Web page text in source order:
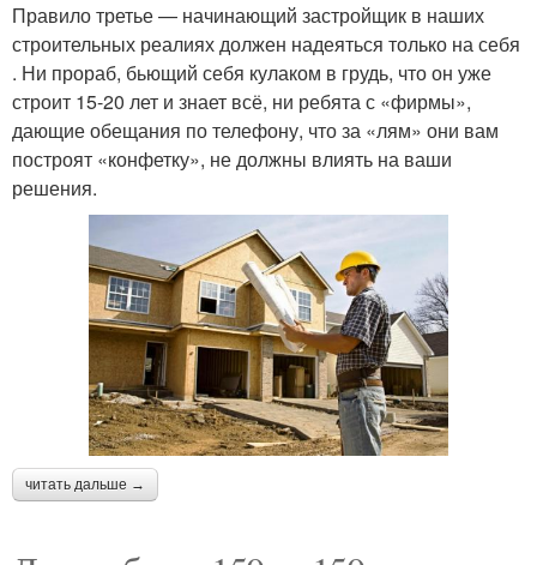
Правило третье — начинающий застройщик в наших
строительных реалиях должен надеяться только на себя
. Ни прораб, бьющий себя кулаком в грудь, что он уже
строит 15-20 лет и знает всё, ни ребята с «фирмы»,
дающие обещания по телефону, что за «лям» они вам
построят «конфетку», не должны влиять на ваши
решения.
читать дальше →